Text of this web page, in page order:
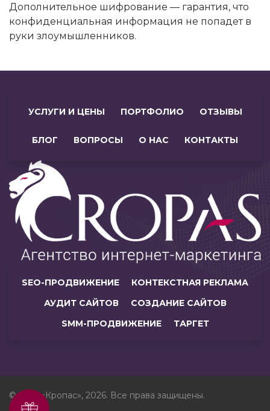
Дополнительное шифрование — гарантия, что
конфиденциальная информация не попадет в
руки злоумышленников.
УСЛУГИ И ЦЕНЫ ПОРТФОЛИО ОТЗЫВЫ
БЛОГ ВОПРОСЫ О НАС КОНТАКТЫ
SEO-ПРОДВИЖЕНИЕ
КОНТЕКСТНАЯ РЕКЛАМА
АУДИТ САЙТОВ
СОЗДАНИЕ САЙТОВ
SMM-ПРОДВИЖЕНИЕ
ТАРГЕТ
© ЧУП «Кропас», 2026. Все права защищены.